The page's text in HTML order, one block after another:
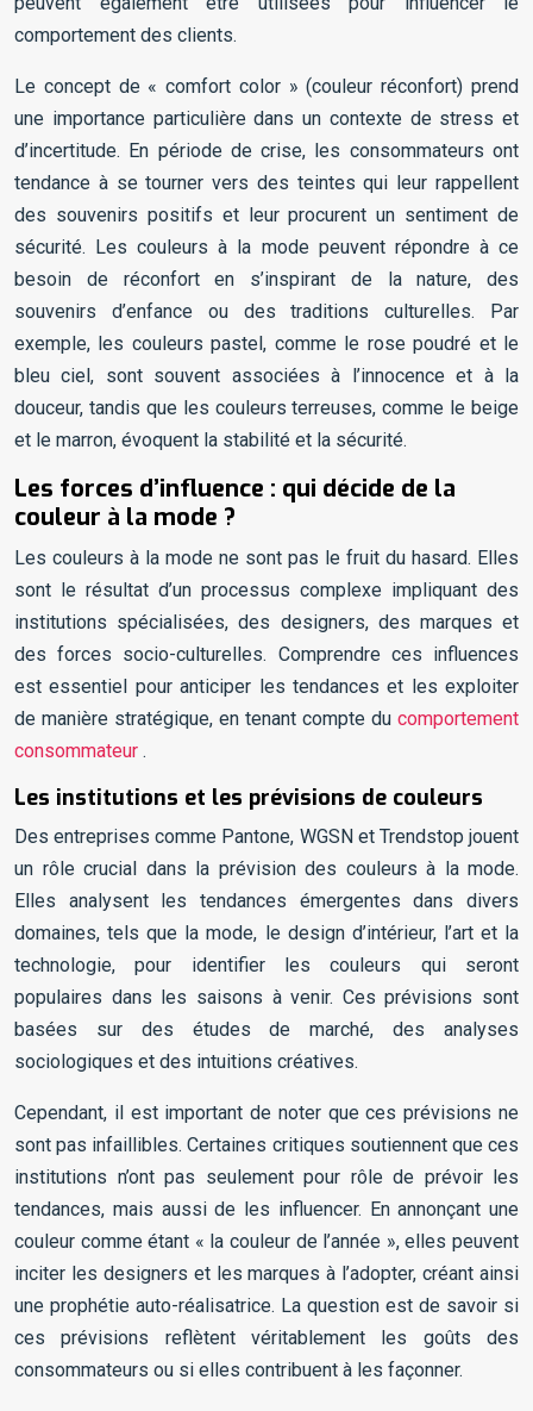
comportement des clients.
Le concept de « comfort color » (couleur réconfort) prend
une importance particulière dans un contexte de stress et
d’incertitude. En période de crise, les consommateurs ont
tendance à se tourner vers des teintes qui leur rappellent
des souvenirs positifs et leur procurent un sentiment de
sécurité. Les couleurs à la mode peuvent répondre à ce
besoin de réconfort en s’inspirant de la nature, des
souvenirs d’enfance ou des traditions culturelles. Par
exemple, les couleurs pastel, comme le rose poudré et le
bleu ciel, sont souvent associées à l’innocence et à la
douceur, tandis que les couleurs terreuses, comme le beige
et le marron, évoquent la stabilité et la sécurité.
Les forces d’influence : qui décide de la
couleur à la mode ?
Les couleurs à la mode ne sont pas le fruit du hasard. Elles
sont le résultat d’un processus complexe impliquant des
institutions spécialisées, des designers, des marques et
des forces socio-culturelles. Comprendre ces influences
est essentiel pour anticiper les tendances et les exploiter
de manière stratégique, en tenant compte du comportement
consommateur .
Les institutions et les prévisions de couleurs
Des entreprises comme Pantone, WGSN et Trendstop jouent
un rôle crucial dans la prévision des couleurs à la mode.
Elles analysent les tendances émergentes dans divers
domaines, tels que la mode, le design d’intérieur, l’art et la
technologie, pour identifier les couleurs qui seront
populaires dans les saisons à venir. Ces prévisions sont
basées sur des études de marché, des analyses
sociologiques et des intuitions créatives.
Cependant, il est important de noter que ces prévisions ne
sont pas infaillibles. Certaines critiques soutiennent que ces
institutions n’ont pas seulement pour rôle de prévoir les
tendances, mais aussi de les influencer. En annonçant une
couleur comme étant « la couleur de l’année », elles peuvent
inciter les designers et les marques à l’adopter, créant ainsi
une prophétie auto-réalisatrice. La question est de savoir si
ces prévisions reflètent véritablement les goûts des
consommateurs ou si elles contribuent à les façonner.